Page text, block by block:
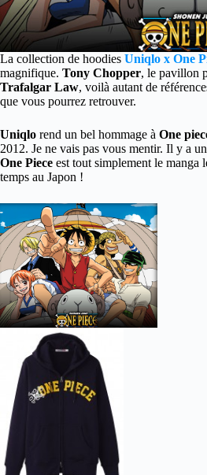
La collection de hoodies Uniqlo x One
magnifique. Tony Chopper, le pavillon
Trafalgar Law, voilà autant de
que vous pourrez retrouver.
Uniqlo rend un bel hommage à One
2012. Je ne vais pas vous mentir. Il y a
One Piece est tout simplement le manga
temps au Japon !